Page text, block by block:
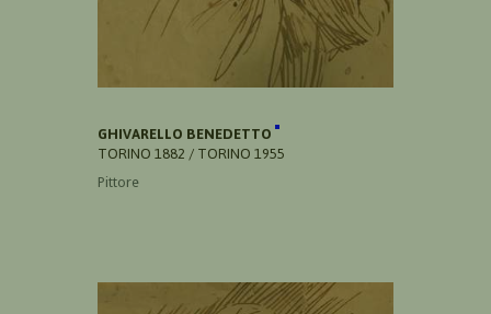
GHIVARELLO BENEDETTO
TORINO 1882 / TORINO 1955
Pittore